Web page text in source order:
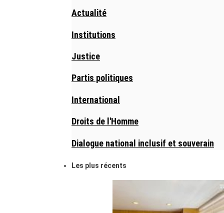
Actualité
Institutions
Justice
Partis politiques
International
Droits de l'Homme
Dialogue national inclusif et souverain
Les plus récents